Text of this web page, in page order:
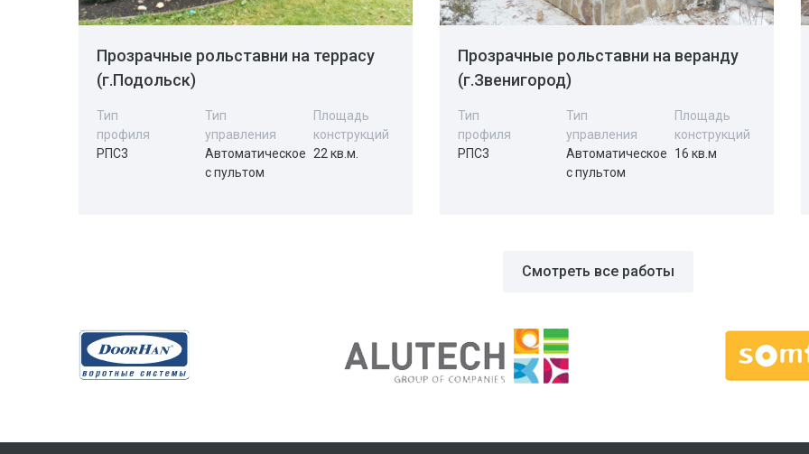
Прозрачные рольставни на террасу
(г.Подольск)
Тип
профиля
Тип
управления
Площадь
конструкций
РПС3
Автоматическое
с пультом
22 кв.м.
Прозрачные рольставни на веранду
(г.Звенигород)
Тип
профиля
Тип
управления
Площадь
конструкций
РПС3
Автоматическое
с пультом
16 кв.м
Смотреть все работы